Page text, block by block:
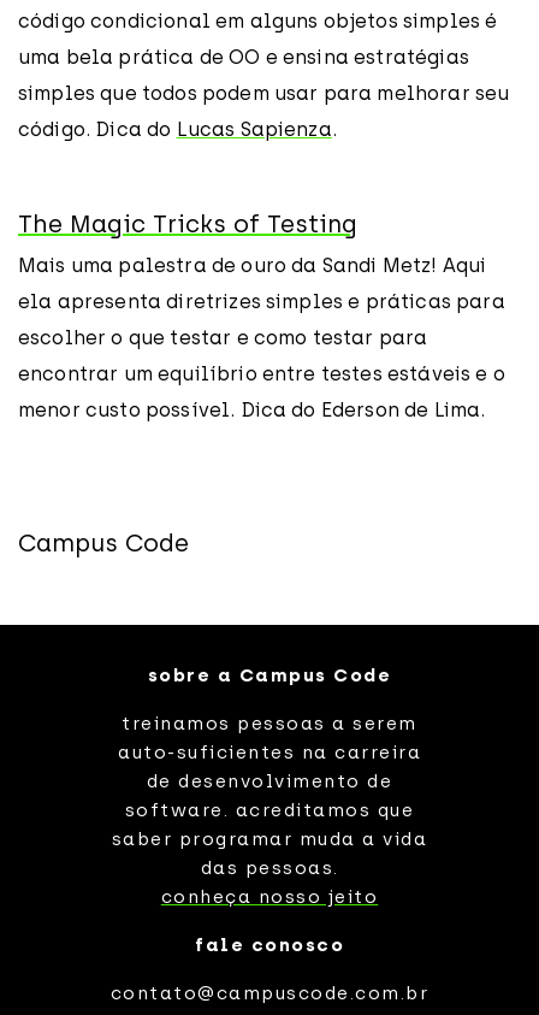
código condicional em alguns objetos simples é
uma bela prática de OO e ensina estratégias
simples que todos podem usar para melhorar seu
código. Dica do Lucas Sapienza.
The Magic Tricks of Testing
Mais uma palestra de ouro da Sandi Metz! Aqui
ela apresenta diretrizes simples e práticas para
escolher o que testar e como testar para
encontrar um equilíbrio entre testes estáveis ​​e o
menor custo possível. Dica do Ederson de Lima.
Campus Code
sobre a Campus Code
treinamos pessoas a serem
auto-suficientes na carreira
de desenvolvimento de
software. acreditamos que
saber programar muda a vida
das pessoas.
conheça nosso jeito
fale conosco
contato@campuscode.com.br